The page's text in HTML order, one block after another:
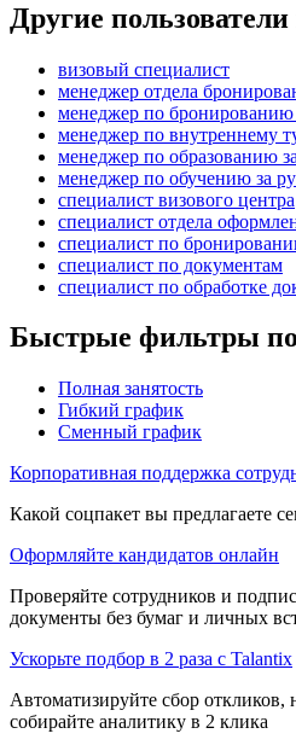
Другие
визовый специалист
менеджер отдела
менеджер по бронированию
менеджер по внутреннему
менеджер по образованию
менеджер по обучению за
специалист визового центра
специалист отдела
специалист по
специалист по документам
специалист по обработке
Быстрые фильтры
Полная занятость
Гибкий график
Сменный график
Корпоративная поддержка
Какой соцпакет вы предлагаете
Оформляйте кандидатов онлайн
Проверяйте сотрудников и
документы без бумаг и личных
Ускорьте подбор в 2 раза с Talantix
Автоматизируйте сбор откликов,
собирайте аналитику в 2 клика